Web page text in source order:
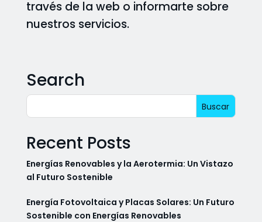
través de la web o informarte sobre
nuestros servicios.
Search
Recent Posts
Energías Renovables y la Aerotermia: Un Vistazo
al Futuro Sostenible
Energía Fotovoltaica y Placas Solares: Un Futuro
Sostenible con Energías Renovables